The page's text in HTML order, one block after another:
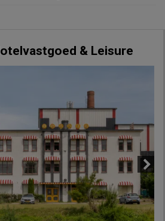
& Leisure
Next